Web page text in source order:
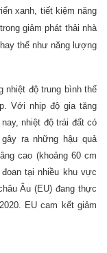
xanh, tiết kiệm năng
giảm phát thải nhà
thế như năng lượng
nhiệt độ trung bình thế
Với nhịp độ gia tăng
nhiệt độ trái đất có
ra những hậu quả
cao (khoảng 60 cm
tại nhiều khu vực
Âu (EU) đang thực
EU cam kết giảm